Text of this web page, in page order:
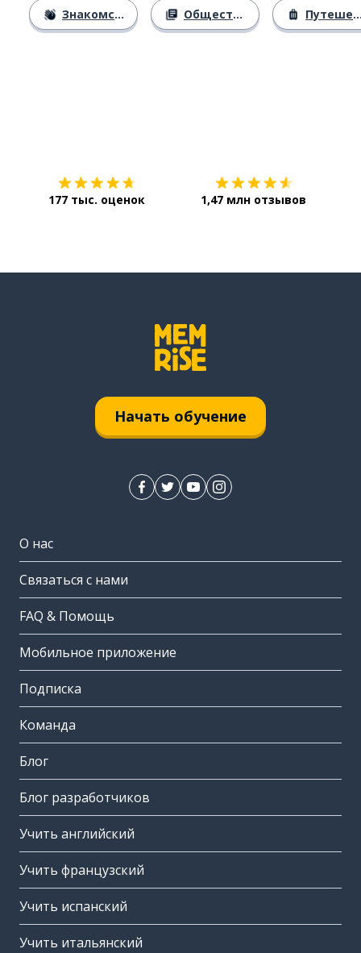
Знакомство Общество Путешествия
177 тыс. оценок 1,47 млн отзывов
Начать обучение
О нас
Связаться с нами
FAQ & Помощь
Мобильное приложение
Подписка
Команда
Блог
Блог разработчиков
Учить английский
Учить французский
Учить испанский
Учить итальянский